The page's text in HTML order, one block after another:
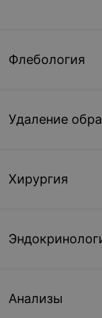
Флебология
Удаление
Хирургия
Анализы